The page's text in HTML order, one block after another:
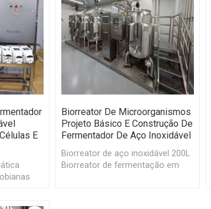
E
Biorreator De Microorganismos
Projeto Básico E Construção De
Fermentador De Aço Inoxidável
Biorreator de aço inoxidável 200L
Biorreator de fermentação em